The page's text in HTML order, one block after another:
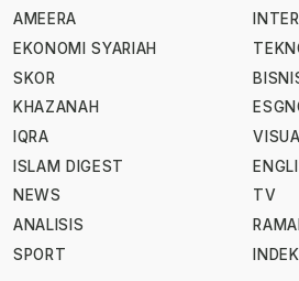
AMEERA
EKONOMI SYARIAH
SKOR
KHAZANAH
IQRA
ISLAM DIGEST
NEWS
ANALISIS
SPORT
TV